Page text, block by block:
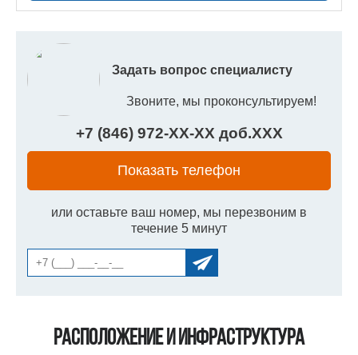
Задать вопрос специалисту
Звоните, мы проконсультируем!
+7 (846) 972-XX-XX доб.XXX
Показать телефон
или оставьте ваш номер, мы перезвоним в
течение 5 минут
Расположение и инфраструктура